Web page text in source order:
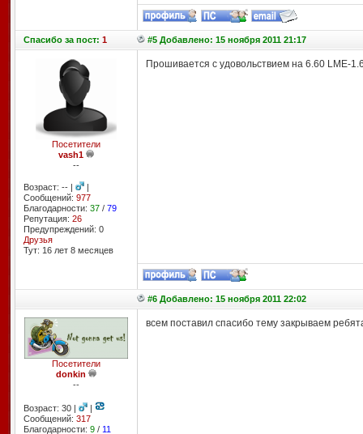
Спасибоза пост: 1 #5 Добавлено: 15 ноября 2011 21:17
Посетители
vash1
--
Возраст: -- |
|
Сообщений: 977
Благодарности: 37/ 79
Репутация: 26
Предупреждений: 0
Друзья
Тут: 16 лет 8 месяцев
Прошивается с удовольствием на 6.60 LME-
#6 Добавлено: 15 ноября 2011 22:02
Посетители
donkin
--
Возраст: 30 |
|
Сообщений: 317
Благодарности: 9/ 11
всем поставил спасибо тему закрываем